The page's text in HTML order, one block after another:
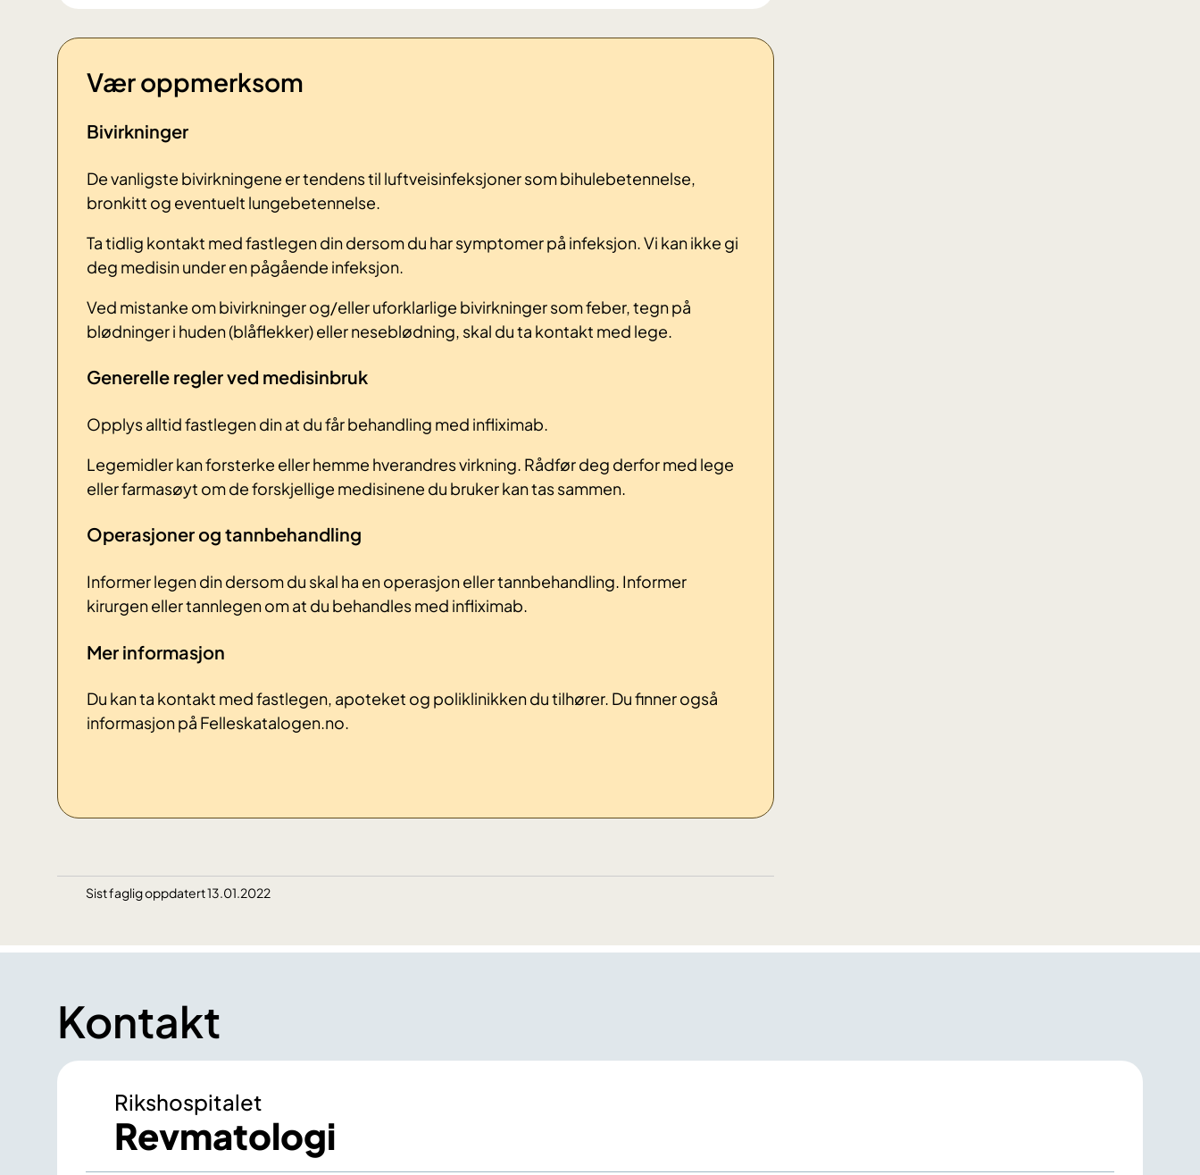
Vær oppmerksom
Bivirkninger
De vanligste bivirkningene er tendens til luftveisinfeksjoner som bihulebetennelse,
bronkitt og eventuelt lungebetennelse.
Ta tidlig kontakt med fastlegen din dersom du har symptomer på infeksjon. Vi kan ikke gi
deg medisin under en pågående infeksjon.
Ved mistanke om bivirkninger og/eller uforklarlige bivirkninger som feber, tegn på
blødninger i huden (blåflekker) eller neseblødning, skal du ta kontakt med lege.
Generelle regler ved medisinbruk
Opplys alltid fastlegen din at du får behandling med infliximab.
Legemidler kan forsterke eller hemme hverandres virkning. Rådfør deg derfor med lege
eller farmasøyt om de forskjellige medisinene du bruker kan tas sammen.
Operasjoner og tannbehandling
Informer legen din dersom du skal ha en operasjon eller tannbehandling. Informer
kirurgen eller tannlegen om at du behandles med infliximab.
Mer informasjon
Du kan ta kontakt med fastlegen, apoteket og poliklinikken du tilhører. Du finner også
informasjon på Felleskatalogen.no.
Sist faglig oppdatert 13.01.2022
Kontakt
Rikshospitalet
Revmatologi